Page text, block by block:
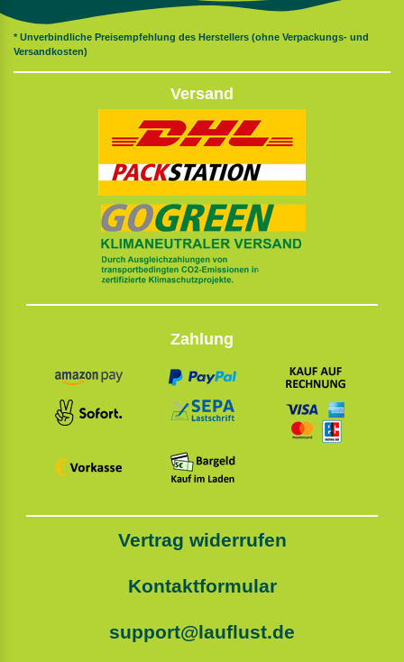
* Unverbindliche Preisempfehlung des Herstellers (ohne Verpackungs- und
Versandkosten)
Versand
Zahlung
Vertrag widerrufen
Kontaktformular
support@lauflust.de